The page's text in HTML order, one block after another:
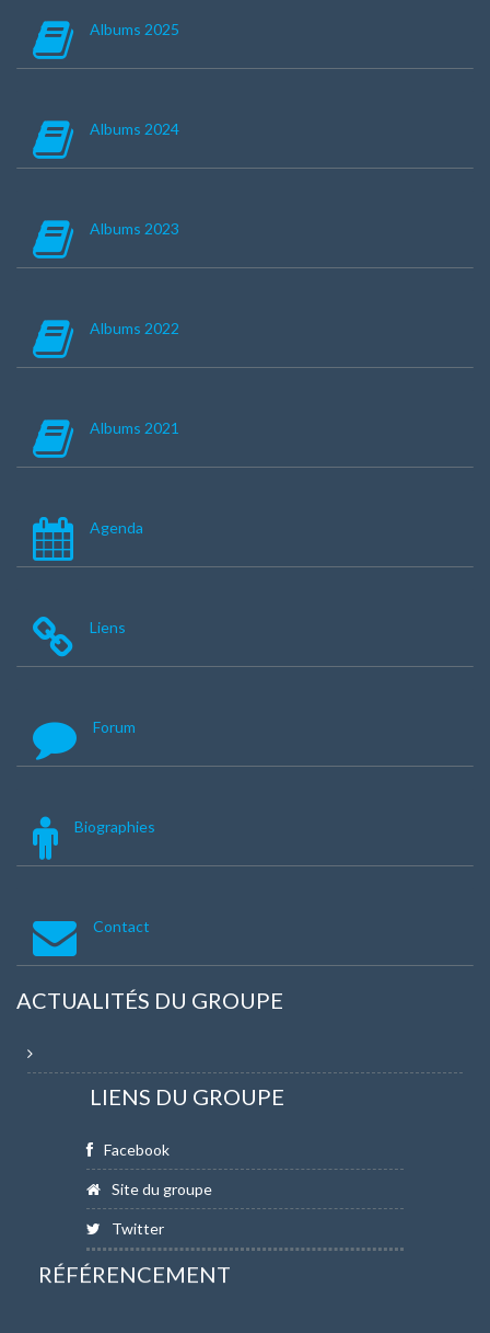
Albums 2025
Albums 2024
Albums 2023
Albums 2022
Albums 2021
Agenda
Liens
Forum
Biographies
Contact
ACTUALITÉS DU GROUPE
LIENS DU GROUPE
Facebook
Site du groupe
Twitter
RÉFÉRENCEMENT